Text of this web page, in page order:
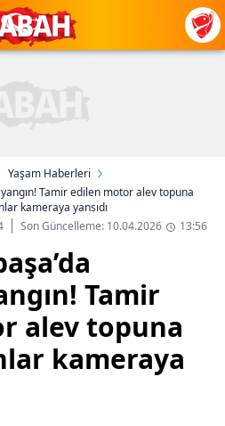
Yaşam Haberleri
Tamir edilen motor alev topuna
kameraya yansıdı
Son Güncelleme: 10.04.2026 13:56
Tamir
alev topuna
kameraya